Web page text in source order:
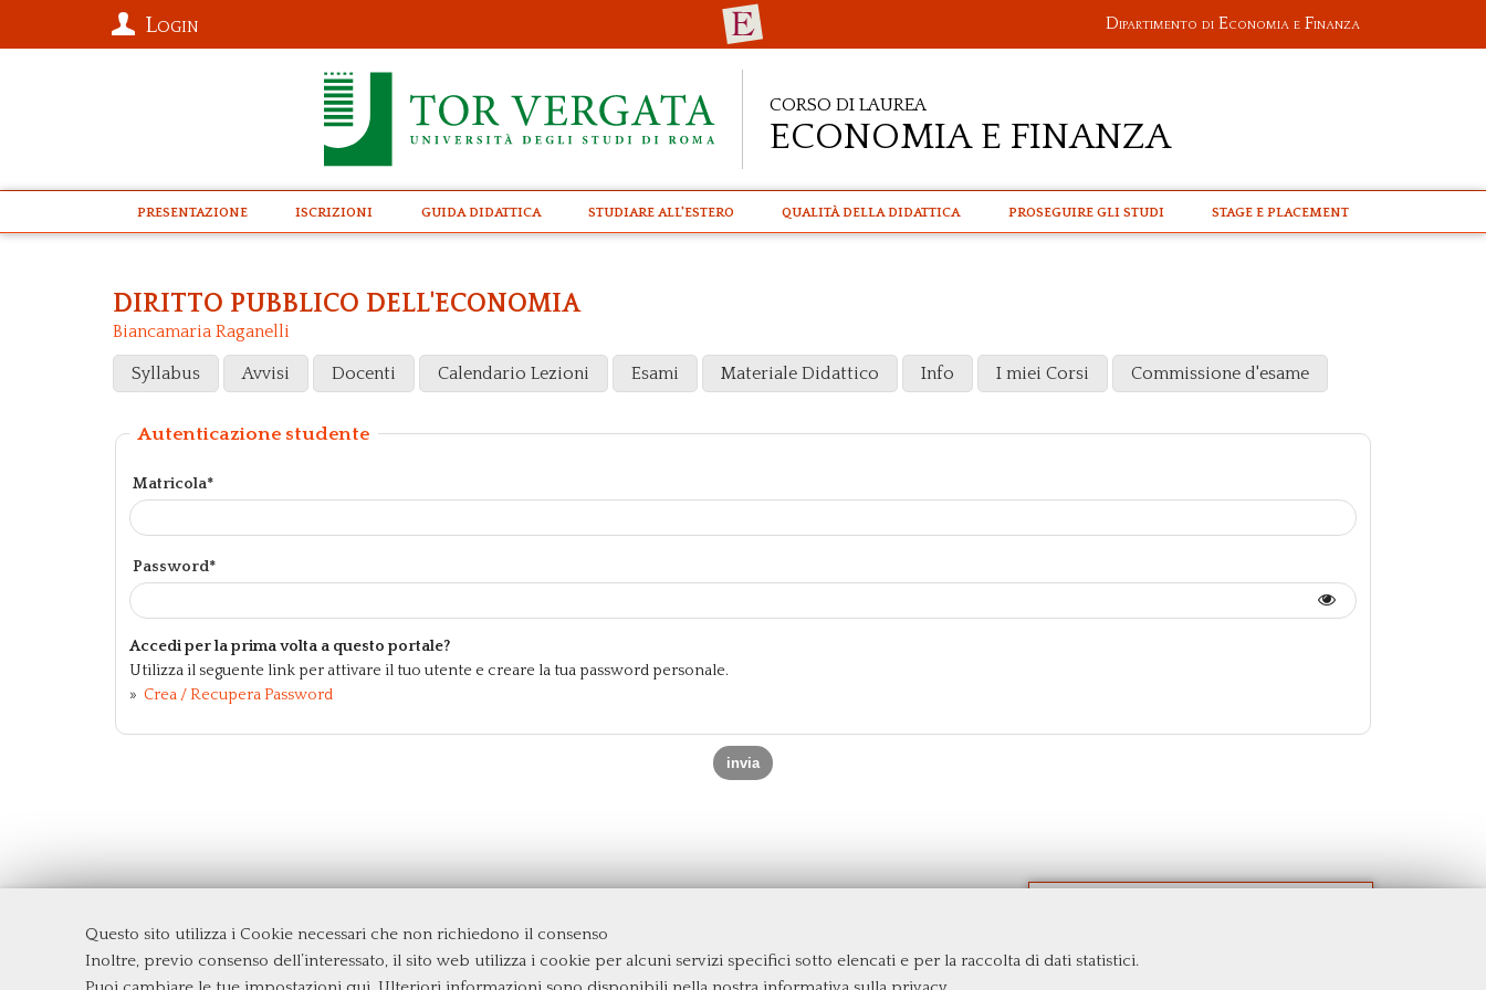
Questo sito utilizza i Cookie necessari che non richiedono il consenso
Inoltre, previo consenso dell’interessato, il sito web utilizza i cookie per alcuni servizi specifici sotto elencati e per la raccolta di dati statistici.
Dipartimento di Economia e Finanza
Login
Corso di Laurea
Economia e Finanza
presentazione Iscrizioni Guida Didattica STUDIARE ALL'ESTERO Qualità della didattica PROSEGUIRE GLI STUDI STAGE E PLACEMENT
DIRITTO PUBBLICO DELL'ECONOMIA
Biancamaria Raganelli
Syllabus Avvisi Docenti Calendario Lezioni Esami Materiale Didattico Info I miei Corsi Commissione d'esame
Autenticazione studente
Matricola*
Password*
Accedi per la prima volta a questo portale?
Utilizza il seguente link per attivare il tuo utente e creare la tua password personale.
» Crea / Recupera Password
Dipartimento di Economia e Finanza
Università degli Studi di RomaTor Vergata